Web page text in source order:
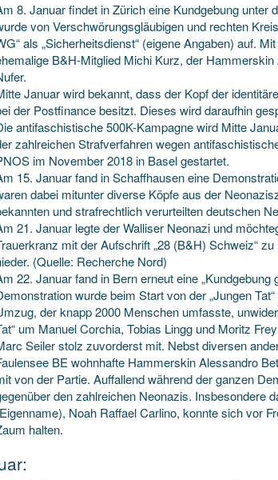
8. Januar findet in Zürich eine Kundgebung unter
von Verschwörungsgläubigen und rechten
als „Sicherheitsdienst“ (eigene Angaben) auf.
B&H-Mitglied Michi Kurz, der
Januar wird bekannt, dass der Kopf der
der Postfinance besitzt. Dieses wird daraufhin
antifaschistische 500K-Kampagne wird Mitte
zahlreichen Strafverfahren wegen
im November 2018 in Basel gestartet.
15. Januar fand in Schaffhausen eine
dabei mitunter diverse Köpfe aus der
und strafrechtlich verurteilten deutschen
21. Januar legte der Walliser Neonazi und
mit der Aufschrift „28 (B&H) Schweiz“
(Quelle: Recherche Nord)
22. Januar fand in Bern erneut eine
wurde beim Start von der „Jungen
der knapp 2000 Menschen umfasste,
um Manuel Corchia, Tobias Lingg und Moritz
Seiler stolz zuvorderst mit. Nebst diversen
BE wohnhafte Hammerskin Alessandro
von der Partie. Auffallend während der ganzen
den zahlreichen Neonazis. Insbesondere
Noah Raffael Carlino, konnte sich vor
halten.